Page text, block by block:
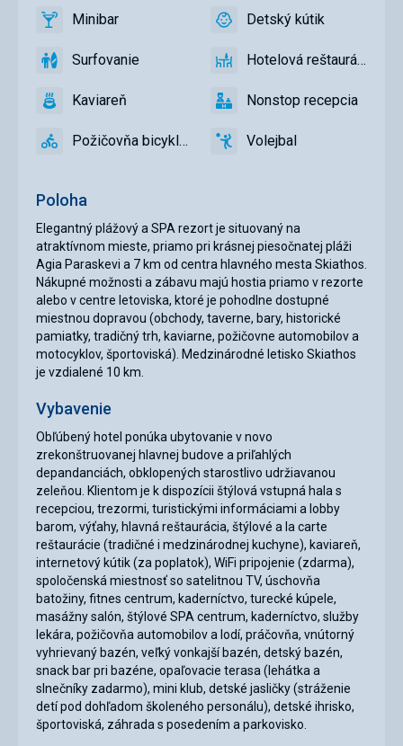
Poloha
Elegantný plážový a SPA rezort je situovaný na
atraktívnom mieste, priamo pri krásnej piesočnatej pláži
Agia Paraskevi a 7 km od centra hlavného mesta Skiathos.
Nákupné možnosti a zábavu majú hostia priamo v rezorte
alebo v centre letoviska, ktoré je pohodlne dostupné
miestnou dopravou (obchody, taverne, bary, historické
pamiatky, tradičný trh, kaviarne, požičovne automobilov a
motocyklov, športoviská). Medzinárodné letisko Skiathos
je vzdialené 10 km.
Vybavenie
Obľúbený hotel ponúka ubytovanie v novo
zrekonštruovanej hlavnej budove a priľahlých
depandanciách, obklopených starostlivo udržiavanou
zeleňou. Klientom je k dispozícii štýlová vstupná hala s
recepciou, trezormi, turistickými informáciami a lobby
barom, výťahy, hlavná reštaurácia, štýlové a la carte
reštaurácie (tradičné i medzinárodnej kuchyne), kaviareň,
internetový kútik (za poplatok), WiFi pripojenie (zdarma),
spoločenská miestnosť so satelitnou TV, úschovňa
batožiny, fitnes centrum, kaderníctvo, turecké kúpele,
masážny salón, štýlové SPA centrum, kaderníctvo, služby
lekára, požičovňa automobilov a lodí, práčovňa, vnútorný
vyhrievaný bazén, veľký vonkajší bazén, detský bazén,
snack bar pri bazéne, opaľovacie terasa (lehátka a
slnečníky zadarmo), mini klub, detské jasličky (stráženie
detí pod dohľadom školeného personálu), detské ihrisko,
športoviská, záhrada s posedením a parkovisko.
slnečníky
bazéne
Minibar,Minibar
áno
Detský
Detské
Detský
Detský kútik
áno
Surfovanie
Surfovanie
áno
Hotelová
Hotelová reštaurácia
áno
KaviareňKaviareň
áno
NonstopNonstop recepcia
áno
Požičovňa
Požičovňa bicyklov
áno VolejbalVolejbal
áno